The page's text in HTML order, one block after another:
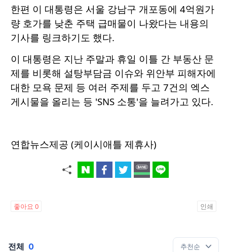
한편 이 대통령은 서울 강남구 개포동에 4억원가
량 호가를 낮춘 주택 급매물이 나왔다는 내용의
기사를 링크하기도 했다.
이 대통령은 지난 주말과 휴일 이틀 간 부동산 문
제를 비롯해 설탕부담금 이슈와 위안부 피해자에
대한 모욕 문제 등 여러 주제를 두고 7건의 엑스
게시물을 올리는 등 'SNS 소통'을 늘려가고 있다.
연합뉴스제공 (케이시애틀 제휴사)
좋아요 0 인쇄
전체 0